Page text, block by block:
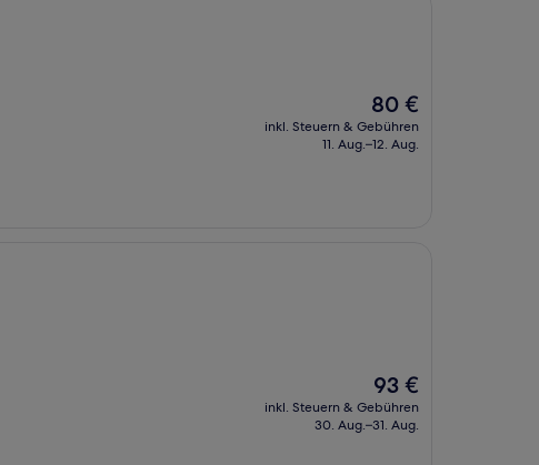
Der
Preis
beträgt
80 €
inkl. Steuern & Gebühren
11. Aug.–12. Aug.
Der
Preis
beträgt
93 €
inkl. Steuern & Gebühren
30. Aug.–31. Aug.